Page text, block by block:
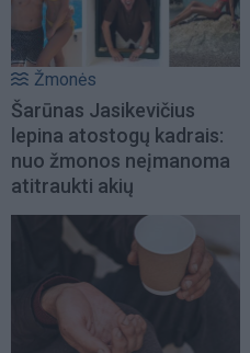
Žmonės
Šarūnas Jasikevičius
lepina atostogų kadrais:
nuo žmonos neįmanoma
atitraukti akių